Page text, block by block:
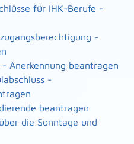
für IHK-Berufe -
-
- Anerkennung beantragen
-
beantragen
die Sonntage und